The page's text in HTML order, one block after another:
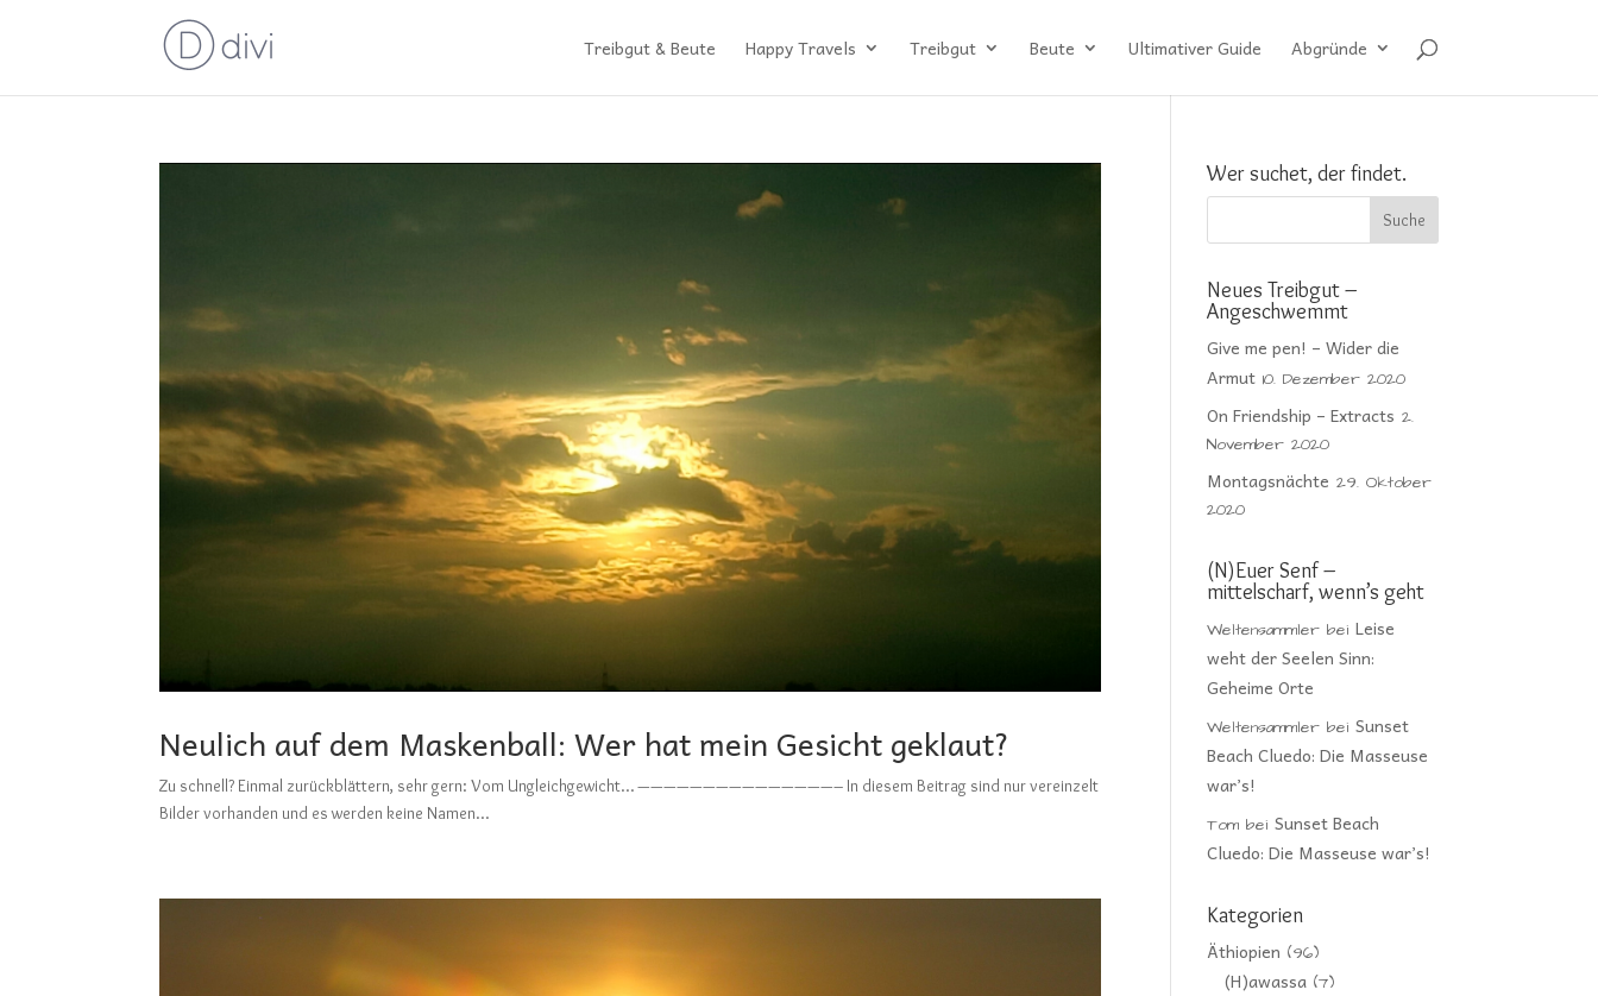
Treibgut & Beute Happy Travels Treibgut Beute Ultimativer Guide Abgründe
Neulich auf dem Maskenball: Wer hat mein Gesicht geklaut?
Zu schnell? Einmal zurückblättern, sehr gern: Vom Ungleichgewicht… ———————————————– In diesem Beitrag sind nur vereinzelt
Bilder vorhanden und es werden keine Namen...
Wer suchet, der findet.
Neues Treibgut –
Angeschwemmt
Give me pen! – Wider die
Armut 10. Dezember 2020
On Friendship – Extracts 2.
November 2020
Montagsnächte 29. Oktober
2020
(N)Euer Senf –
mittelscharf, wenn’s geht
Weltensammler beiLeise
weht der Seelen Sinn:
Geheime Orte
Weltensammler beiSunset
Beach Cluedo: Die Masseuse
war’s!
Tom beiSunset Beach
Cluedo: Die Masseuse war’s!
Kategorien
Äthiopien (96)
(H)awassa (7)